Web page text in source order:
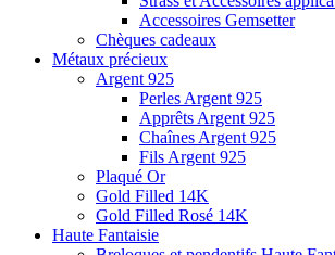
Accessoires Gemsetter
Chèques cadeaux
Métaux précieux
Argent 925
Perles Argent 925
Apprêts Argent 925
Chaînes Argent 925
Fils Argent 925
Plaqué Or
Gold Filled 14K
Gold Filled Rosé 14K
Haute Fantaisie